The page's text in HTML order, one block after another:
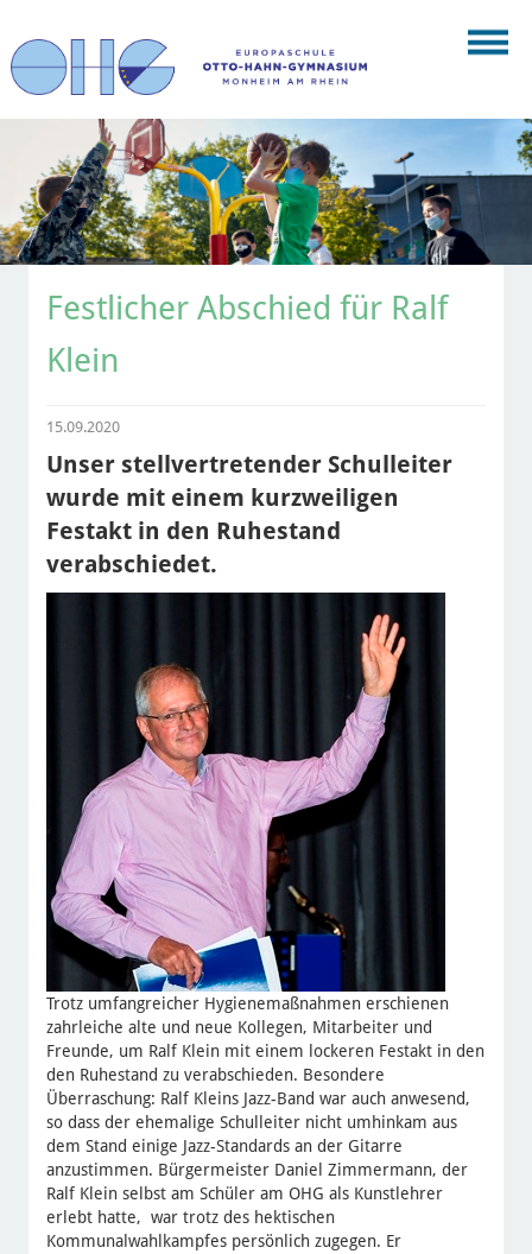
Festlicher Abschied für Ralf
Klein
15.09.2020
Unser stellvertretender Schulleiter
wurde mit einem kurzweiligen
Festakt in den Ruhestand
verabschiedet.
Trotz umfangreicher Hygienemaßnahmen erschienen
zahrleiche alte und neue Kollegen, Mitarbeiter und
Freunde, um Ralf Klein mit einem lockeren Festakt in den
den Ruhestand zu verabschieden. Besondere
Überraschung: Ralf Kleins Jazz-Band war auch anwesend,
so dass der ehemalige Schulleiter nicht umhinkam aus
dem Stand einige Jazz-Standards an der Gitarre
anzustimmen. Bürgermeister Daniel Zimmermann, der
Ralf Klein selbst am Schüler am OHG als Kunstlehrer
erlebt hatte, war trotz des hektischen
Kommunalwahlkampfes persönlich zugegen. Er